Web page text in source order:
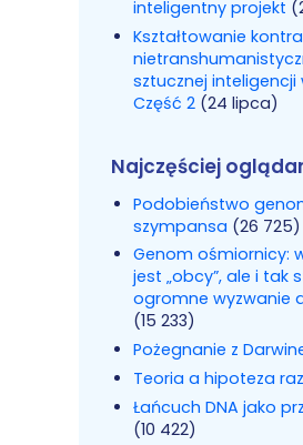
inteligentny projekt
Kształtowanie
sztucznej inteligencji
Część 2 (24 lipca)
Najczęściej
Podobieństwo
szympansa (26 725)
Genom ośmiornicy:
jest „obcy”, ale i tak
ogromne wyzwanie
(15 233)
Pożegnanie z
Teoria a hipoteza
Łańcuch DNA jako
(10 422)